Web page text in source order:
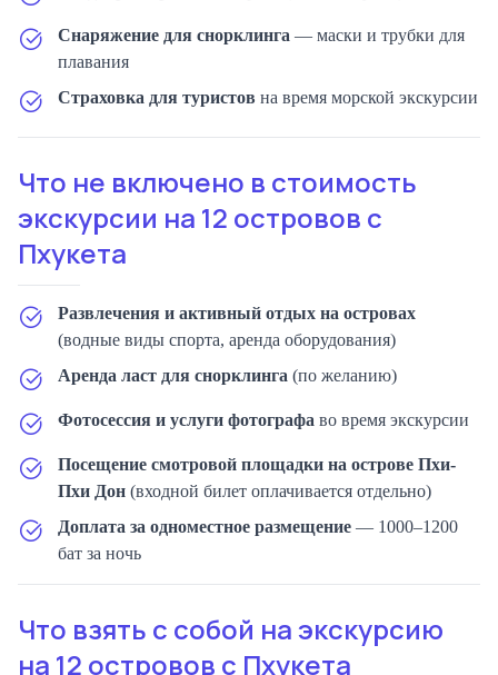
Снаряжение для снорклинга — маски и трубки для
плавания
Страховка для туристов на время морской экскурсии
Что не включено в стоимость
экскурсии на 12 островов с
Пхукета
Развлечения и активный отдых на островах
(водные виды спорта, аренда оборудования)
Аренда ласт для снорклинга (по желанию)
Фотосессия и услуги фотографа во время экскурсии
Посещение смотровой площадки на острове Пхи-
Пхи Дон (входной билет оплачивается отдельно)
Доплата за одноместное размещение — 1000–1200
бат за ночь
Что взять с собой на экскурсию
на 12 островов с Пхукета